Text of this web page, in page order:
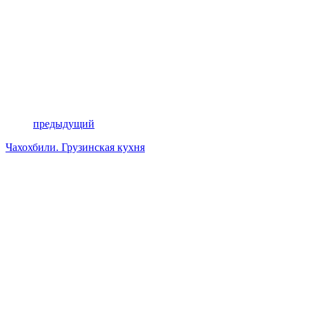
предыдущий
Чахохбили. Грузинская кухня